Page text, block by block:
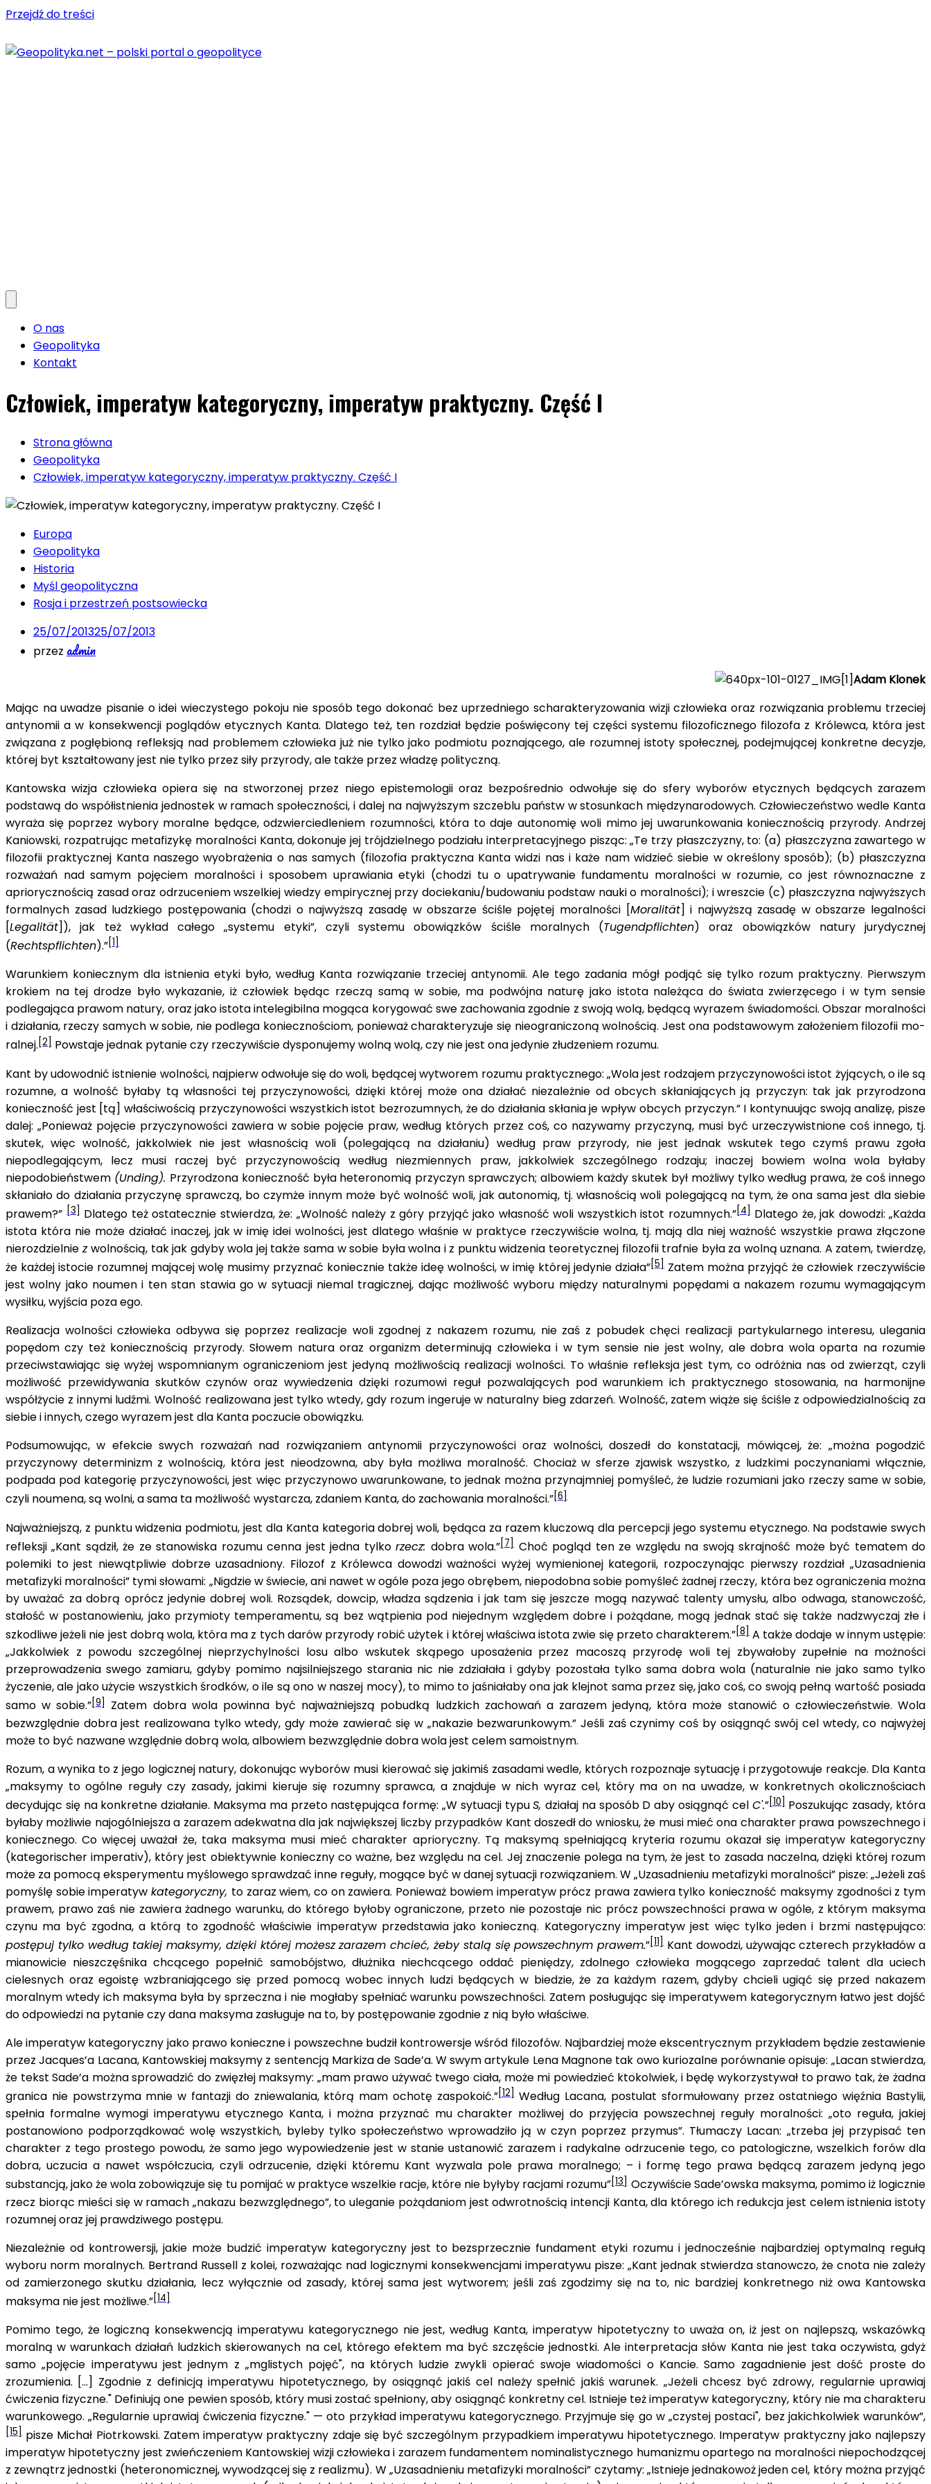
Przejdź do treści
O nas
Geopolityka
Kontakt
Człowiek, imperatyw kategoryczny, imperatyw praktyczny. Część I
Strona główna
Geopolityka
Człowiek, imperatyw kategoryczny, imperatyw praktyczny. Część I
Europa
Geopolityka
Historia
Myśl geopolityczna
Rosja i przestrzeń postsowiecka
25/07/201325/07/2013
przez admin
Adam Klonek
Mając na uwadze pisanie o idei wieczystego pokoju nie sposób tego dokonać bez uprzedniego scharakteryzowania wizji człowieka oraz rozwiązania problemu trzeciej
antynomii a w konsekwencji poglądów etycznych Kanta. Dlatego też, ten rozdział będzie poświęcony tej części systemu filozoficznego filozofa z Królewca, która jest
związana z pogłębioną refleksją nad problemem człowieka już nie tylko jako podmiotu poznającego, ale rozumnej istoty społecznej, podejmującej konkretne decyzje,
której byt kształtowany jest nie tylko przez siły przyrody, ale także przez władzę polityczną.
Kantowska wizja człowieka opiera się na stworzonej przez niego epistemologii oraz bezpośrednio odwołuje się do sfery wyborów etycznych będących zarazem
podstawą do współistnienia jednostek w ramach społeczności, i dalej na najwyższym szczeblu państw w stosunkach międzynarodowych. Człowieczeństwo wedle Kanta
wyraża się poprzez wybory moralne będące, odzwierciedleniem rozumności, która to daje autonomię woli mimo jej uwarunkowania koniecznością przyrody. Andrzej
Kaniowski, rozpatrując metafizykę moralności Kanta, dokonuje jej trójdzielnego podziału interpretacyjnego pisząc: „Te trzy płaszczyzny, to: (a) płaszczyzna zawartego w
filozofii praktycznej Kanta naszego wyobrażenia o nas samych (filozofia praktyczna Kanta widzi nas i każe nam widzieć siebie w określony sposób); (b) płaszczyzna
rozważań nad samym pojęciem moralności i sposobem uprawiania etyki (chodzi tu o upatrywanie fundamentu moralności w rozumie, co jest równoznaczne z
apriorycznością zasad oraz odrzuceniem wszelkiej wiedzy empirycznej przy dociekaniu/budowaniu podstaw nauki o moralności); i wreszcie (c) płaszczyzna najwyższych
formalnych zasad ludzkiego postępowania (chodzi o najwyższą zasadę w obszarze ściśle pojętej moralności [Moralität] i najwyższą zasadę w obszarze legalności
[Legalität]), jak też wykład całego „systemu etyki”, czyli systemu obowiązków ściśle moralnych (Tugendpflichten) oraz obowiązków natury jurydycznej
(Rechtspflichten).”[1]
Warunkiem koniecznym dla istnienia etyki było, według Kanta rozwiązanie trzeciej antynomii. Ale tego zadania mógł podjąć się tylko rozum praktyczny. Pierwszym
krokiem na tej drodze było wykazanie, iż człowiek będąc rzeczą samą w sobie, ma podwójna naturę jako istota należąca do świata zwierzęcego i w tym sensie
podlegająca prawom natury, oraz jako istota intelegibilna mogąca korygować swe zachowania zgodnie z swoją wolą, będącą wyrazem świadomości. Obszar moralno­ści
i działania, rzeczy samych w sobie, nie podlega koniecznościom, ponieważ chara­kteryzuje się nieograniczoną wolnością. Jest ona podstawowym założeniem filozofii mo­
ralnej. [2] Powstaje jednak pytanie czy rzeczywiście dysponujemy wolną wolą, czy nie jest ona jedynie złudzeniem rozumu.
Kant by udowodnić istnienie wolności, najpierw odwołuje się do woli, będącej wytworem rozumu praktycznego: „Wola jest rodzajem przyczynowości istot żyjących, o ile są
rozumne, a wolność byłaby tą własności tej przyczynowości, dzięki której może ona działać niezależnie od obcych skłaniających ją przyczyn: tak jak przyrodzona
konieczność jest [tą] właściwością przyczynowości wszystkich istot bezrozumnych, że do działania skłania je wpływ obcych przyczyn.” I kontynuując swoją analizę, pisze
dalej: „Ponieważ pojęcie przyczynowości zawiera w sobie pojęcie praw, według których przez coś, co nazywamy przyczyną, musi być urze­czywistnione coś innego, tj.
skutek, więc wolność, jakkolwiek nie jest własnością woli (polegającą na działaniu) według praw przyrody, nie jest jednak wskutek tego czymś prawu zgoła
niepodlegającym, lecz musi raczej być przyczynowością we­dług niezmiennych praw, jakkolwiek szczególnego rodzaju; inaczej bowiem wolna wola byłaby
niepodobieństwem (Unding). Przyrodzona konieczność była heteronomią przyczyn sprawczych; albowiem każdy skutek był możliwy tylko według prawa, że coś innego
skłaniało do działania przyczynę sprawczą, bo czymże in­nym może być wolność woli, jak autonomią, tj. własnością woli polegającą na tym, że ona sama jest dla siebie
prawem?”[3]Dlatego też ostatecznie stwierdza, że: „Wolność należy z góry przyjąć jako własność woli wszystkich istot rozumnych.”[4]Dlatego że, jak dowodzi: „Każda
istota która nie może działać inaczej, jak w imię idei wolności, jest dla­tego właśnie w praktyce rzeczywiście wolna, tj. mają dla niej ważność wszy­stkie prawa złączone
nierozdzielnie zwolnością, tak jak gdyby wola jej także sa­ma w sobie była wolna i z punktu widzenia teoretycznej filozofii trafnie była za wolną uznana. A zatem, twierdzę,
że każdej istocie rozumnej mającej wolę musi­my przyznać koniecznie także ideę wolności, w imię której jedynie działa”[5] Zatem można przyjąć że człowiek rzeczywiście
jest wolny jako noumen i ten stan stawia go w sytuacji niemal tragicznej, dając możliwość wyboru między naturalnymi popędami a nakazem rozumu wymagającym
wysiłku, wyjścia poza ego.
Realizacja wolności człowieka odbywa się poprzez realizacje woli zgodnej z nakazem rozumu, nie zaś z pobudek chęci realizacji partykularnego interesu, ulegania
popędom czy też koniecznością przyrody. Słowem natura oraz organizm determinują człowieka i w tym sensie nie jest wolny, ale dobra wola oparta na rozumie
przeciwstawiając się wyżej wspomnianym ograniczeniom jest jedyną możliwością realizacji wolności. To właśnie refleksja jest tym, co odróżnia nas od zwierząt, czyli
możliwość przewidywania skutków czynów oraz wywiedzenia dzięki rozumowi reguł pozwalających pod warunkiem ich praktycznego stosowania, na harmonijne
współżycie z innymi ludźmi. Wolność realizowana jest tylko wtedy, gdy rozum ingeruje w naturalny bieg zdarzeń. Wolność, zatem wiąże się ściśle z odpowiedzialnością za
siebie i innych, czego wyrazem jest dla Kanta poczucie obowiązku.
Podsumowując, w efekcie swych rozważań nad rozwiązaniem antynomii przyczynowości oraz wolności, doszedł do konstatacji, mówiącej, że: „można pogodzić
przyczynowy determinizm z wolnością, która jest nieodzowna, aby była możliwa moralność. Chociaż w sferze zjawisk wszystko, z ludzkimi poczynaniami włącznie,
podpada pod kategorię przyczynowości, jest więc przy­czynowo uwarunkowane, to jednak można przynajmniej pomyśleć, że ludzie rozumiani jako rzeczy same w sobie,
czyli noumena, są wolni, a sama ta możliwość wystarcza, zdaniem Kanta, do zachowania moralności.”[6]
Najważniejszą, z punktu widzenia podmiotu, jest dla Kanta kategoria dobrej woli, będąca za razem kluczową dla percepcji jego systemu etycznego. Na podstawie swych
refleksji „Kant sądził, że ze stanowiska rozumu cenna jest jedna tylkorzecz: dobra wola.”[7]Choć pogląd ten ze względu na swoją skrajność może być tematem do
polemiki to jest niewątpliwie dobrze uzasadniony. Filozof z Królewca dowodzi ważności wyżej wymienionej kategorii, rozpoczynając pierwszy rozdział „Uzasadnienia
metafizyki moralności” tymi słowami: „Nigdzie w świecie, ani nawet w ogóle poza jego obrębem, niepodobna so­bie pomyśleć żadnej rzeczy, która bez ograniczenia można
by uważać za dobrą oprócz jedynie dobrej woli. Rozsądek, dowcip, władza sądzenia i jak tam się jeszcze mogą nazywać talenty umysłu, albo odwaga, stanowczość,
stałość w postanowieniu, jako przymioty temperamentu, są bez wątpienia pod niejednym względem dobre i pożądane, mogą jednak stać się także nadzwyczaj złe i
szkodliwe jeżeli nie jest dobrą wola, która ma z tych darów przyrody robić użytek i której właściwa istota zwie się przeto charakterem.”[8]A także dodaje w innym ustępie:
„Jakkolwiek z powodu szczególnej nieprzychylności losu albo wskutek skąpego uposażenia przez macoszą przyrodę woli tej zbywałoby zupełnie na możności
przeprowadzenia swego zamiaru, gdyby pomimo najsilniejszego starania nic nie zdziałała i gdyby pozostała tylko sama dobra wola (naturalnie nie jako samo tylko
życzenie, ale jako użycie wszystkich środków, o ile są ono w na­szej mocy), to mimo to jaśniałaby ona jak klejnot sama przez się, jako coś, co swoją pełną wartość posiada
samo w sobie.”[9]Zatem dobra wola powinna być najważniejszą pobudką ludzkich zachowań a zarazem jedyną, która może stanowić o człowieczeństwie. Wola
bezwzględnie dobra jest realizowana tylko wtedy, gdy może zawierać się w „nakazie bezwarunkowym.” Jeśli zaś czynimy coś by osiągnąć swój cel wtedy, co najwyżej
może to być nazwane względnie dobrą wola, albowiem bezwzględnie dobra wola jest celem samoistnym.
Rozum, a wynika to z jego logicznej natury, dokonując wyborów musi kierować się jakimiś zasadami wedle, których rozpoznaje sytuację i przygotowuje reakcje. Dla Kanta
„maksymy to ogólne reguły czy zasady, jakimi kieruje się rozumny sprawca, a znajduje w nich wyraz cel, który ma on na uwadze, w konkretnych okolicznościach
decydując się na konkret­ne działanie. Maksyma ma przeto następująca for­mę: „W sytuacji typuS,działaj na sposób D aby osiągnąć cel C'.”[10]Poszukując zasady, która
byłaby możliwie najogólniejsza a zarazem adekwatna dla jak największej liczby przypadków Kant doszedł do wniosku, że musi mieć ona charakter prawa powszechnego i
koniecznego. Co więcej uważał że, taka maksyma musi mieć charakter aprioryczny. Tą maksymą spełniającą kryteria rozumu okazał się imperatyw kategoryczny
(kategorischer imperativ), który jest obiektywnie konieczny co ważne, bez względu na cel. Jej znaczenie polega na tym, że jest to zasada naczelna, dzięki której rozum
może za pomocą eksperymentu myślowego sprawdzać inne reguły, mogące być w danej sytuacji rozwiązaniem. W „Uzasadnieniu metafizyki moralności” pisze: „Jeżeli zaś
pomyślę sobie imperatywkategoryczny, to zaraz wiem, co on zawiera. Ponieważ bowiem imperatyw prócz prawa zawiera tylko konieczność maksymy zgodności z tym
prawem, prawo zaś nie zawiera żadnego warunku, do którego byłoby ograniczone, przeto nie pozostaje nic prócz powszechności prawa w ogóle, z którym maksyma
czynu ma być zgodna, a którą to zgodność właściwie imperatyw przedstawia jako konieczną. Kategoryczny imperatyw jest więc tylko jeden i brzmi następująco:
postępuj tylko według takiej maksymy, dzięki której możesz zarazem chcieć, żeby stalą się powszechnym prawem.”[11]Kant dowodzi, używając czterech przykładów a
mianowicie nieszczęśnika chcącego popełnić samobójstwo, dłużnika niechcącego oddać pieniędzy, zdolnego człowieka mogącego zaprzedać talent dla uciech
cielesnych oraz egoistę wzbraniającego się przed pomocą wobec innych ludzi będących w biedzie, że za każdym razem, gdyby chcieli ugiąć się przed nakazem
moralnym wtedy ich maksyma była by sprzeczna i nie mogłaby spełniać warunku powszechności. Zatem posługując się imperatywem kategorycznym łatwo jest dojść
do odpowiedzi na pytanie czy dana maksyma zasługuje na to, by postępowanie zgodnie z nią było właściwe.
Ale imperatyw kategoryczny jako prawo konieczne i powszechne budził kontrowersje wśród filozofów. Najbardziej może ekscentrycznym przykładem będzie zestawienie
przez Jacques’a Lacana, Kantowskiej maksymy z sentencją Markiza de Sade’a. W swym artykule Lena Magnone tak owo kuriozalne porównanie opisuje: „Lacan stwierdza,
że tekst Sade’a można sprowadzić do zwięzłej maksymy: „mam prawo używać twego ciała, może mi powiedzieć ktokolwiek, i będę wykorzystywał to prawo tak, że żadna
granica nie powstrzyma mnie w fantazji do zniewalania, którą mam ochotę zaspokoić.”[12] Według Lacana, postulat sformułowany przez ostatniego więźnia Bastylii,
spełnia formalne wymogi imperatywu etycznego Kanta, i można przyznać mu charakter możliwej do przyjęcia powszechnej reguły moralności: „oto reguła, jakiej
postanowiono podporządkować wolę wszystkich, byleby tylko społeczeństwo wprowadziło ją w czyn poprzez przymus”. Tłumaczy Lacan: „trzeba jej przypisać ten
charakter z tego prostego powodu, że samo jego wypowiedzenie jest w stanie ustanowić zarazem i radykalne odrzucenie tego, co patologiczne, wszelkich forów dla
dobra, uczucia a nawet współczucia, czyli odrzucenie, dzięki któremu Kant wyzwala pole prawa moralnego; – i formę tego prawa będącą zarazem jedyną jego
substancją, jako że wola zobowiązuje się tu pomijać w praktyce wszelkie racje, które nie byłyby racjami rozumu”[13]Oczywiście Sade’owska maksyma, pomimo iż logicznie
rzecz biorąc mieści się w ramach „nakazu bezwzględnego”, to uleganie pożądaniom jest odwrotnością intencji Kanta, dla którego ich redukcja jest celem istnienia istoty
rozumnej oraz jej prawdziwego postępu.
Niezależnie od kontrowersji, jakie może budzić imperatyw kategoryczny jest to bezsprzecznie fundament etyki rozumu i jednocześnie najbardziej optymalną regułą
wyboru norm moralnych. Bertrand Russell z kolei, rozważając nad logicznymi konsekwencjami imperatywu pisze: „Kant jednak stwierdza stanowczo, że cnota nie zależy
od zamierzonego skutku działania, lecz wyłącznie od zasady, której sama jest wytworem; jeśli zaś zgodzimy się na to, nic bardziej konkretnego niż owa Kantows­ka
maksyma nie jest możliwe.”[14]
Pomimo tego, że logiczną konsekwencją imperatywu kategorycznego nie jest, według Kanta, imperatyw hipotetyczny to uważa on, iż jest on najlepszą, wskazówką
moralną w warunkach działań ludzkich skierowanych na cel, którego efektem ma być szczęście jednostki. Ale interpretacja słów Kanta nie jest taka oczywista, gdyż
samo „pojęcie imperatywu jest jednym z „mglistych pojęć", na których ludzie zwykli opierać swoje wiadomości o Kancie. Samo zagadnienie jest dość proste do
zrozumienia. […] Zgodnie z definicją imperatywu hipotetycznego, by osiągnąć jakiś cel należy spełnić jakiś warunek. „Jeżeli chcesz być zdrowy, regularnie uprawiaj
ćwiczenia fizyczne." Definiują one pewien sposób, który musi zostać spełniony, aby osiągnąć konkretny cel. Istnieje też imperatyw kategoryczny, który nie ma charakteru
warunkowego. „Regularnie uprawiaj ćwiczenia fizyczne." — oto przykład imperatywu kategorycznego. Przyjmuje się go w „czystej postaci", bez jakichkolwiek warunków”,
[15] pisze Michał Piotrkowski. Zatem imperatyw praktyczny zdaje się być szczególnym przypadkiem imperatywu hipotetycznego. Imperatyw praktyczny jako najlepszy
imperatyw hipotetyczny jest zwieńczeniem Kantowskiej wizji człowieka i zarazem fundamentem nominalistycznego humanizmu opartego na moralności niepochodzącej
z zewnątrz jednostki (heteronomicznej, wywodzącej się z realizmu). W „Uzasadnieniu metafizyki moralności” czytamy: „Istnieje jednakowoż jeden cel, który można przyjąć